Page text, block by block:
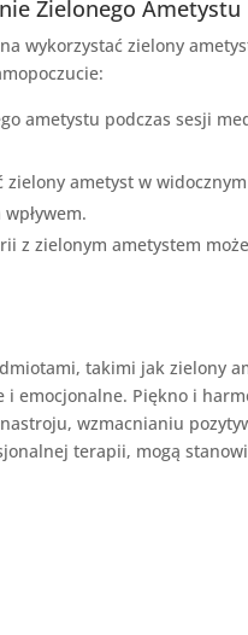
Zielonego Ametystu
wykorzystać zielony
ametystu podczas sesji
zielony ametyst w
z zielonym ametystem
takimi jak zielony
i emocjonalne. Piękno i
wzmacnianiu
terapii, mogą